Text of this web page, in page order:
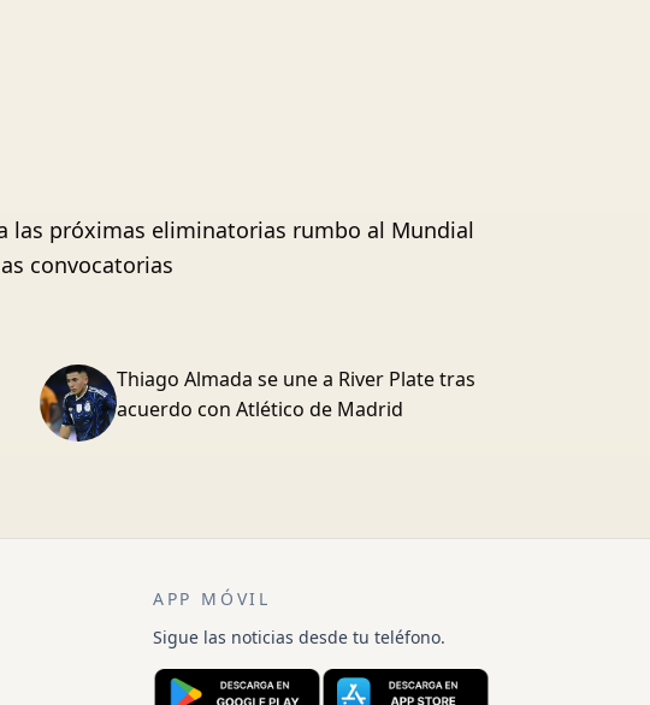
las próximas eliminatorias rumbo al Mundial
convocatorias
Thiago Almada se une a River Plate tras
acuerdo con Atlético de Madrid
APP MÓVIL
Sigue las noticias desde tu teléfono.